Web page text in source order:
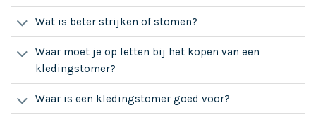
Wat is beter strijken of stomen?
Waar moet je op letten bij het kopen van een
kledingstomer?
Waar is een kledingstomer goed voor?